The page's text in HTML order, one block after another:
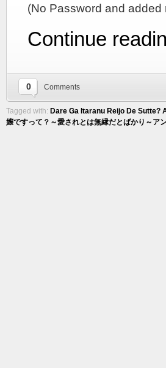
(No Password and added
Continue
0 Comments
Tagged with: Dare Ga Itaranu Reijo De
嬢ですって？～愛されとは無縁だとばかり～ア